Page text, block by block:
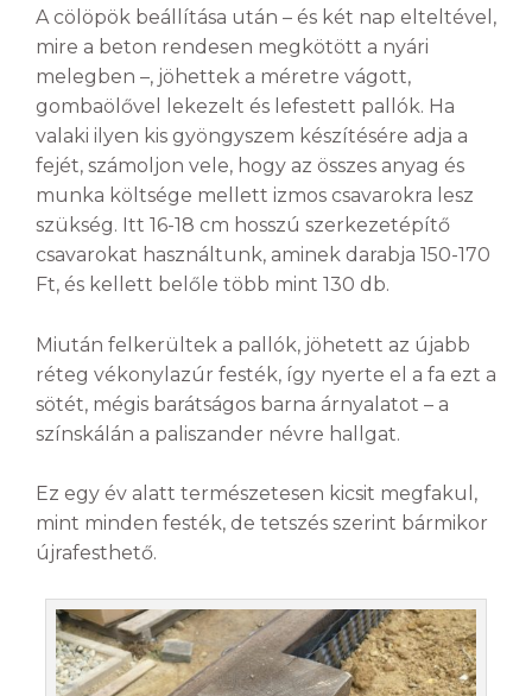
A cölöpök beállítása után – és két nap elteltével,
mire a beton rendesen megkötött a nyári
melegben –, jöhettek a méretre vágott,
gombaölővel lekezelt és lefestett pallók. Ha
valaki ilyen kis gyöngyszem készítésére adja a
fejét, számoljon vele, hogy az összes anyag és
munka költsége mellett izmos csavarokra lesz
szükség. Itt 16-18 cm hosszú szerkezetépítő
csavarokat használtunk, aminek darabja 150-170
Ft, és kellett belőle több mint 130 db.
Miután felkerültek a pallók, jöhetett az újabb
réteg vékonylazúr festék, így nyerte el a fa ezt a
sötét, mégis barátságos barna árnyalatot – a
színskálán a paliszander névre hallgat.
Ez egy év alatt természetesen kicsit megfakul,
mint minden festék, de tetszés szerint bármikor
újrafesthető.